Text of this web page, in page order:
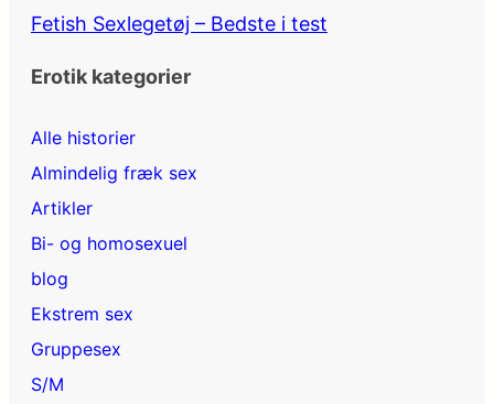
Fetish Sexlegetøj – Bedste i test
Erotik kategorier
Alle historier
Almindelig fræk sex
Artikler
Bi- og homosexuel
blog
Ekstrem sex
Gruppesex
S/M